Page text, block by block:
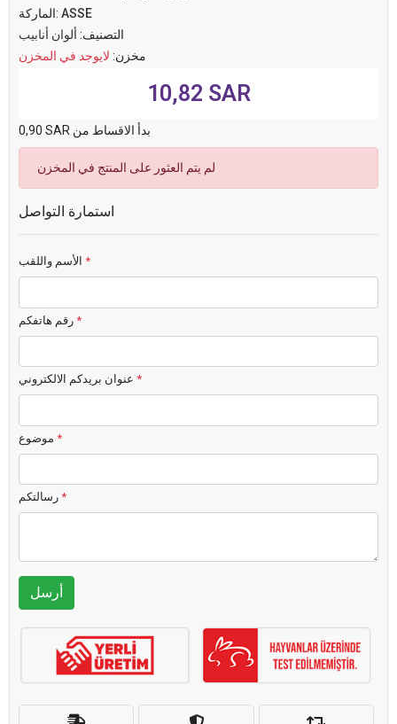
الماركة: ASSE
التصنيف: ألوان أنابيب
مخزن: لايوجد في المخزن
10,82 SAR
0,90 SAR بدأ الاقساط من
لم يتم العثور على المنتج في المخزن
استمارة التواصل
*
*
*
*
*
أرسل